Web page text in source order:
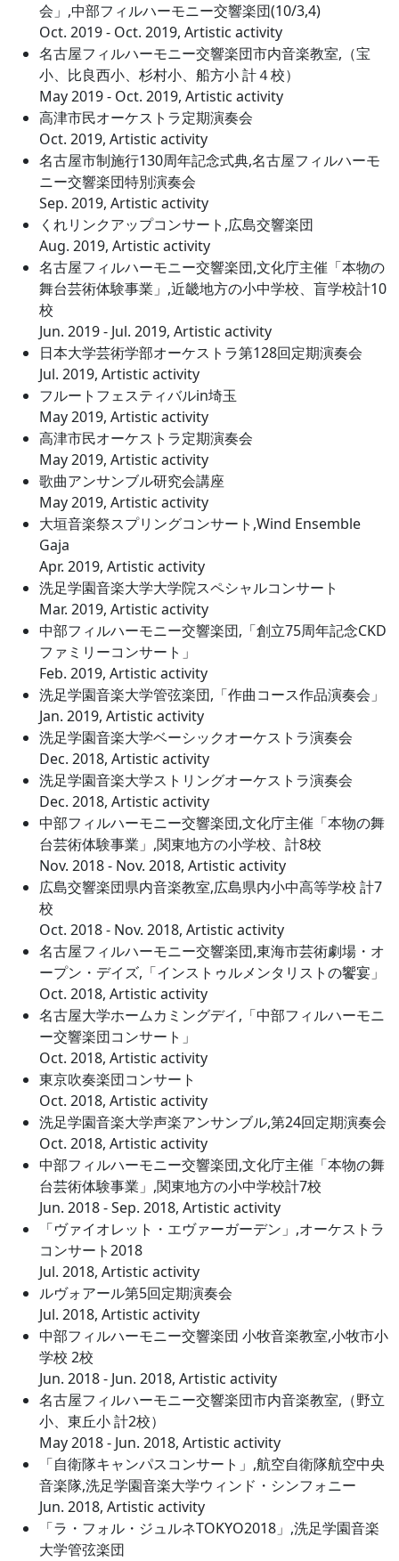
会」,中部フィルハーモニー交響楽団(10/3,4)
Oct. 2019 - Oct. 2019, Artistic activity
名古屋フィルハーモニー交響楽団市内音楽教室,（宝
小、比良西小、杉村小、船方小 計４校）
May 2019 - Oct. 2019, Artistic activity
高津市民オーケストラ定期演奏会
Oct. 2019, Artistic activity
名古屋市制施行130周年記念式典,名古屋フィルハーモ
ニー交響楽団特別演奏会
Sep. 2019, Artistic activity
くれリンクアップコンサート,広島交響楽団
Aug. 2019, Artistic activity
名古屋フィルハーモニー交響楽団,文化庁主催「本物の
舞台芸術体験事業」,近畿地方の小中学校、盲学校計10
校
Jun. 2019 - Jul. 2019, Artistic activity
日本大学芸術学部オーケストラ第128回定期演奏会
Jul. 2019, Artistic activity
フルートフェスティバルin埼玉
May 2019, Artistic activity
高津市民オーケストラ定期演奏会
May 2019, Artistic activity
歌曲アンサンブル研究会講座
May 2019, Artistic activity
大垣音楽祭スプリングコンサート,Wind Ensemble
Gaja
Apr. 2019, Artistic activity
洗足学園音楽大学大学院スペシャルコンサート
Mar. 2019, Artistic activity
中部フィルハーモニー交響楽団,「創立75周年記念CKD
ファミリーコンサート」
Feb. 2019, Artistic activity
洗足学園音楽大学管弦楽団,「作曲コース作品演奏会」
Jan. 2019, Artistic activity
洗足学園音楽大学ベーシックオーケストラ演奏会
Dec. 2018, Artistic activity
洗足学園音楽大学ストリングオーケストラ演奏会
Dec. 2018, Artistic activity
中部フィルハーモニー交響楽団,文化庁主催「本物の舞
台芸術体験事業」,関東地方の小学校、計8校
Nov. 2018 - Nov. 2018, Artistic activity
広島交響楽団県内音楽教室,広島県内小中高等学校 計7
校
Oct. 2018 - Nov. 2018, Artistic activity
名古屋フィルハーモニー交響楽団,東海市芸術劇場・オ
ープン・デイズ,「インストゥルメンタリストの饗宴」
Oct. 2018, Artistic activity
名古屋大学ホームカミングデイ,「中部フィルハーモニ
ー交響楽団コンサート」
Oct. 2018, Artistic activity
東京吹奏楽団コンサート
Oct. 2018, Artistic activity
洗足学園音楽大学声楽アンサンブル,第24回定期演奏会
Oct. 2018, Artistic activity
中部フィルハーモニー交響楽団,文化庁主催「本物の舞
台芸術体験事業」,関東地方の小中学校計7校
Jun. 2018 - Sep. 2018, Artistic activity
「ヴァイオレット・エヴァーガーデン」,オーケストラ
コンサート2018
Jul. 2018, Artistic activity
ルヴォアール第5回定期演奏会
Jul. 2018, Artistic activity
中部フィルハーモニー交響楽団 小牧音楽教室,小牧市小
学校 2校
Jun. 2018 - Jun. 2018, Artistic activity
名古屋フィルハーモニー交響楽団市内音楽教室,（野立
小、東丘小 計2校）
May 2018 - Jun. 2018, Artistic activity
「自衛隊キャンパスコンサート」,航空自衛隊航空中央
音楽隊,洗足学園音楽大学ウィンド・シンフォニー
Jun. 2018, Artistic activity
「ラ・フォル・ジュルネTOKYO2018」,洗足学園音楽
大学管弦楽団